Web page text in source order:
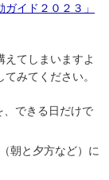
イド２０２３」
えてしまいますよ
みてください。
、できる日だけで
朝と夕方など）に